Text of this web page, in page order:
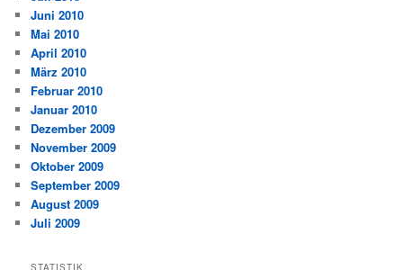
Juni 2010
Mai 2010
April 2010
März 2010
Februar 2010
Januar 2010
Dezember 2009
November 2009
Oktober 2009
September 2009
August 2009
Juli 2009
STATISTIK